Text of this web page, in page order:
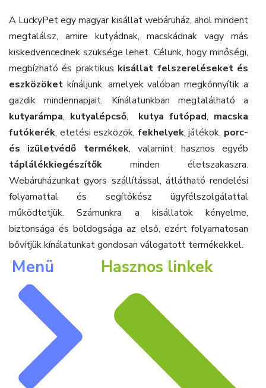
A LuckyPet egy magyar kisállat webáruház, ahol mindent
megtalálsz, amire kutyádnak, macskádnak vagy más
kiskedvencednek szüksége lehet. Célunk, hogy minőségi,
megbízható és praktikus kisállat felszereléseket és
eszközöket kínáljunk, amelyek valóban megkönnyítik a
gazdik mindennapjait. Kínálatunkban megtalálható a
kutyarámpa, kutyalépcső, kutya futópad, macska
futókerék, etetési eszközök, fekhelyek, játékok, porc-
és izületvédő termékek, valamint hasznos egyéb
táplálékkiegészítők minden életszakaszra.
Webáruházunkat gyors szállítással, átlátható rendelési
folyamattal és segítőkész ügyfélszolgálattal
működtetjük. Számunkra a kisállatok kényelme,
biztonsága és boldogsága az első, ezért folyamatosan
bővítjük kínálatunkat gondosan válogatott termékekkel.
Menü Hasznos linkek